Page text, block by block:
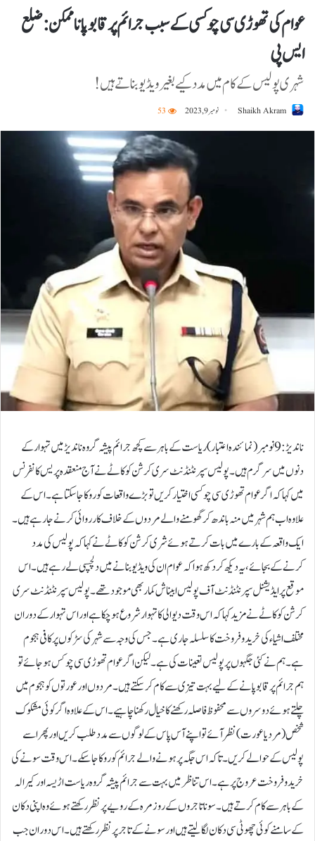
عوام کی تھوڑی سی چوکسی کے سبب جرائم پر قابو پانا ممکن: ضلع
ایس پی
شہری پولیس کے کام میں مدد کیے بغیر ویڈیو بناتے ہیں!
Shaikh Akram نومبر 9, 2023 53
ناندیڑ:9 نومبر (نمائندہ اعتبار)ریاست کے باہر سے کچھ جرائم پیشہ گروہ ناندیڑ میں تہوار کے
دنوں میں سرگرم ہیں۔ پولیس سپرنٹنڈنٹ سری کرشن کوکاٹے نے آج منعقدہ پریس کانفرنس
میں کہا کہ اگر عوام تھوڑی سی چوکسی اختیار کریں تو بڑے واقعات کو روکا جا سکتا ہے۔ اس کے
علاوہ اب ہم شہر میں منہ باندھ کر گھومنے والے مردوں کے خلاف کارروائی کرنے جا رہے ہیں۔
ایک واقعہ کے بارے میں بات کرتے ہوئے شری کرشن کوکاٹے نے کہا کہ پولیس کی مدد
کرنے کے بجائے، یہ دیکھ کر دکھ ہوا کہ عوام ان کی ویڈیو بنانے میں دلچسپی لے رہے ہیں۔ اس
موقع پر ایڈیشنل سپرنٹنڈنٹ آف پولیس ابیناش کمار بھی موجود تھے۔پولیس سپرنٹنڈنٹ سری
کرشن کوکاٹے نے مزید کہا کہ اس وقت دیوالی کا تہوار شروع ہو چکا ہے اور اس تہوار کے دوران
مختلف اشیاء کی خرید و فروخت کا سلسلہ جاری ہے۔ جس کی وجہ سے شہر کی سڑکوں پر کافی ہجوم
ہے۔ ہم نے کئی جگہوں پر پولیس تعینات کی ہے۔ لیکن اگر عوام تھوڑی سی چوکس ہو جائے تو
ہم جرائم پر قابو پانے کے لیے بہت تیزی سے کام کر سکتے ہیں۔ مردوں اور عورتوں کو ہجوم میں
چلتے ہوئے دوسروں سے محفوظ فاصلہ رکھنے کا خیال رکھنا چاہیے۔ اس کے علاوہ اگر کوئی مشکوک
شخص (مرد یا عورت) نظر آئے تو اپنے آس پاس کے لوگوں سے مدد طلب کریں اور پھر اسے
پولیس کے حوالے کریں۔ تاکہ اس جگہ پر ہونے والے جرائم کو روکا جاسکے۔اس وقت سونے کی
خرید و فروخت عروج پر ہے۔ اس تناظر میں بہت سے جرائم پیشہ گروہ ریاست اڑیسہ اور کیرالہ
کے باہر سے کام کرتے ہیں۔ سونا تاجروں کے روزمرہ کے رویے پر نظر رکھتے ہوئے وہ اپنی دکان
کے سامنے کوئی چھوٹی سی دکان لگا لیتے ہیں اور سونے کے تاجرپر نظر رکھتے ہیں۔ اس دوران جب